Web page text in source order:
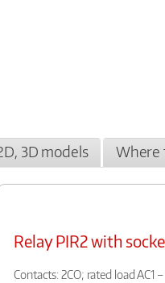
3D models Where
Relay PIR2 with
Contacts: 2CO; rated load AC1